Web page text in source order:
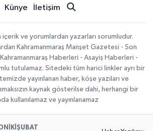
Künye
İletişim
içerik ve yorumlardan yazarları sorumludur.
Kahramanmaraş Manşet Gazetesi - Son
Haberleri - Asayiş Haberleri -
tutulamaz. Sitedeki tüm harici linkler ayrı bir
yayınlanan haber, köşe yazıları ve
kaynak gösterilse dahi, herhangi bir
kullanılamaz ve yayınlanamaz